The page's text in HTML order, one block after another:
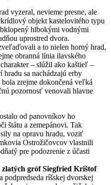
vyzeral, nevieme presne, ale
objekt kastelovitého typu
hlbokými vodnými
uprostred dvora.
a to nielen horný hrad,
obranná línia ilavského
– slúžil ako kaštieľ –
hradu sa nachádzajú erby
zrejme dokončená veľká
pozornosť venovali hlavne
od panovníkov ho
štátu a zemepánovi. Tak
na opravu hradu, voziť
Ostrožičovcov vlastnili
pre podozrenie z účasti
zlatých gróf Siegfried Krištof
podpredseda ríšskej dvorskej